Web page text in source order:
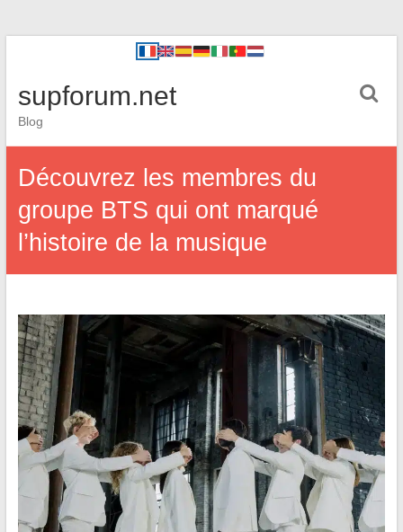
supforum.net
Blog
Découvrez les membres du
groupe BTS qui ont marqué
l’histoire de la musique